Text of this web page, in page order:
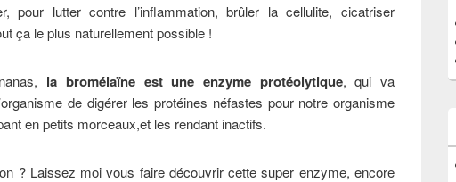
pour lutter contre l’inflammation, brûler la cellulite, cicatriser
ça le plus naturellement possible !
la bromélaïne est une enzyme protéolytique, qui va
de digérer les protéines néfastes pour notre organisme
en petits morceaux,et les rendant inactifs.
? Laissez moi vous faire découvrir cette super enzyme, encore